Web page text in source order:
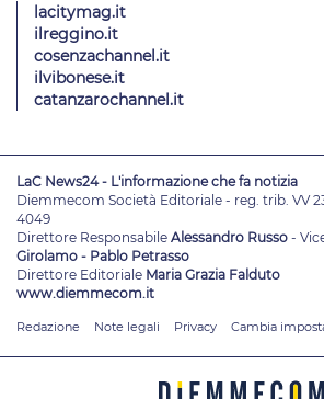
lacitymag.it
ilreggino.it
cosenzachannel.it
ilvibonese.it
catanzarochannel.it
LaC News24 - L'informazione che fa notizia
Diemmecom Società Editoriale - reg. trib. VV
4049
Direttore Responsabile Alessandro Russo -
Girolamo - Pablo Petrasso
Direttore Editoriale Maria Grazia Falduto
www.diemmecom.it
Redazione Note legali Privacy Cambia